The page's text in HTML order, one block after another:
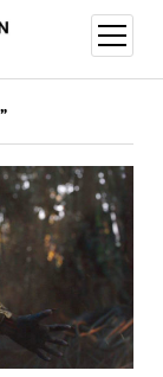
Menü
öffnen